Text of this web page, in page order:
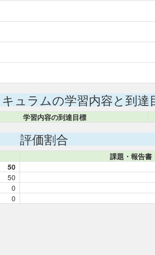
ュラムの学習内容と到達
学習内容の到達目標
評価割合
課題・報告書
50
50
0
0